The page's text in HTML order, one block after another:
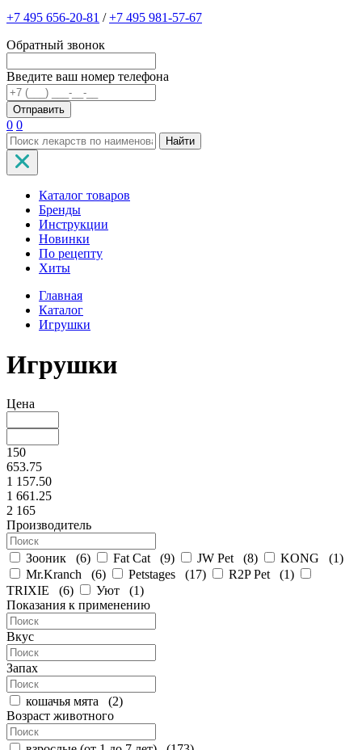
+7 495 656-20-81 /+7 495 981-57-67
Обратный звонок
Введите ваш номер телефона
0 0
Найти
Каталог товаров
Бренды
Инструкции
Новинки
По рецепту
Хиты
Главная
Каталог
Игрушки
Игрушки
Цена
150
653.75
1 157.50
1 661.25
2 165
Производитель
Зооник (6) Fat Cat (9) JW Pet (8) KONG (1)
Mr.Kranch (6) Petstages (17) R2P Pet (1)
TRIXIE (6) Уют (1)
Показания к применению
Вкус
Запах
кошачья мята (2)
Возраст животного